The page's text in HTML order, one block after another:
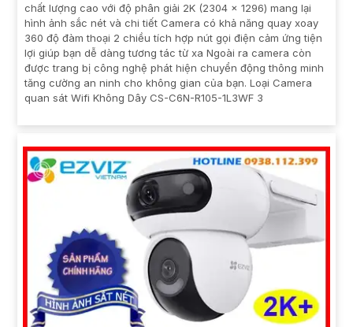
chất lượng cao với độ phân giải 2K (2304 × 1296) mang lại
hình ảnh sắc nét và chi tiết Camera có khả năng quay xoay
360 độ đàm thoại 2 chiều tích hợp nút gọi điện cảm ứng tiện
lợi giúp bạn dễ dàng tương tác từ xa Ngoài ra camera còn
được trang bị công nghệ phát hiện chuyển động thông minh
tăng cường an ninh cho không gian của bạn. Loại Camera
quan sát Wifi Không Dây CS-C6N-R105-1L3WF 3